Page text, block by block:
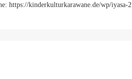
https://kinderkulturkarawane.de/wp/iyasa-